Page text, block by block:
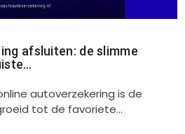
afsluiten: de slimme
autoverzekering is de
tot de favoriete…